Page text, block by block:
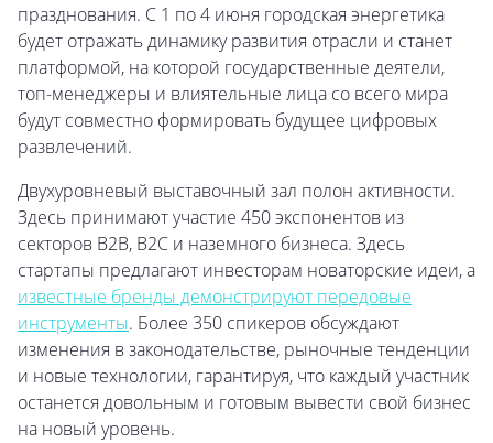
празднования. С 1 по 4 июня городская энергетика
будет отражать динамику развития отрасли и станет
платформой, на которой государственные деятели,
топ-менеджеры и влиятельные лица со всего мира
будут совместно формировать будущее цифровых
развлечений.
Двухуровневый выставочный зал полон активности.
Здесь принимают участие 450 экспонентов из
секторов B2B, B2C и наземного бизнеса. Здесь
стартапы предлагают инвесторам новаторские идеи, а
известные бренды демонстрируют передовые
инструменты. Более 350 спикеров обсуждают
изменения в законодательстве, рыночные тенденции
и новые технологии, гарантируя, что каждый участник
останется довольным и готовым вывести свой бизнес
на новый уровень.